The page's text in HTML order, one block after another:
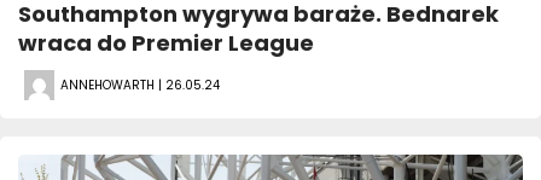
Southampton wygrywa baraże. Bednarek
wraca do Premier League
ANNEHOWARTH | 26.05.24